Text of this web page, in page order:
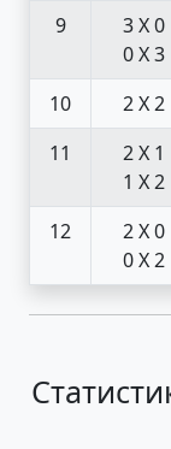
9
3 X 0
0 X 3
10 2 X 2
11
2 X 1
1 X 2
12
2 X 0
0 X 2